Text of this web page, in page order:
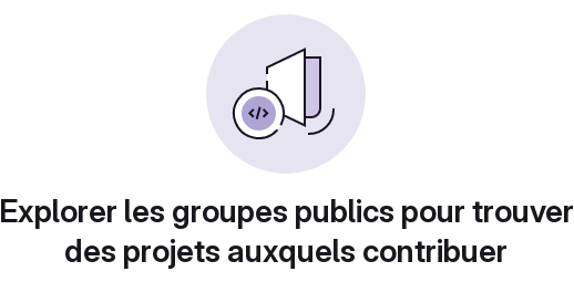
Explorer les groupes publics pour trouver
des projets auxquels contribuer